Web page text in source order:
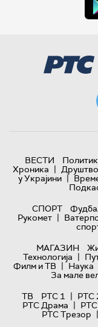
ВЕСТИ
Хроника | Друштво
у Украјини |
СПОРТ
Рукомет |
МАГАЗИН
Технологијa |
Филм и ТВ | Наука
За мале
ТВ
РТС 1 | РТС
РТС Драма |
РТС Трезор |